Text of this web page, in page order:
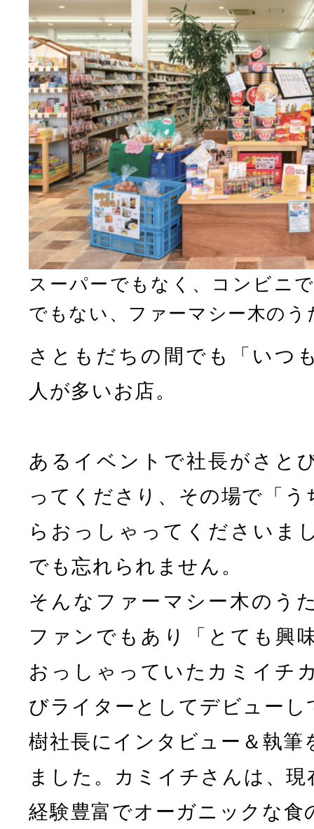
スーパーでもなく、コンビニ
でもない、ファーマシー木のう
さともだちの間でも「いつ
人が多いお店。
あるイベントで社長がさと
ってくださり、その場で「
らおっしゃってくださいま
でも忘れられません。
そんなファーマシー木のう
ファンでもあり「とても興
おっしゃっていたカミイチ
びライターとしてデビュー
樹社長にインタビュー＆執筆
ました。カミイチさんは、
経験豊富でオーガニックな食